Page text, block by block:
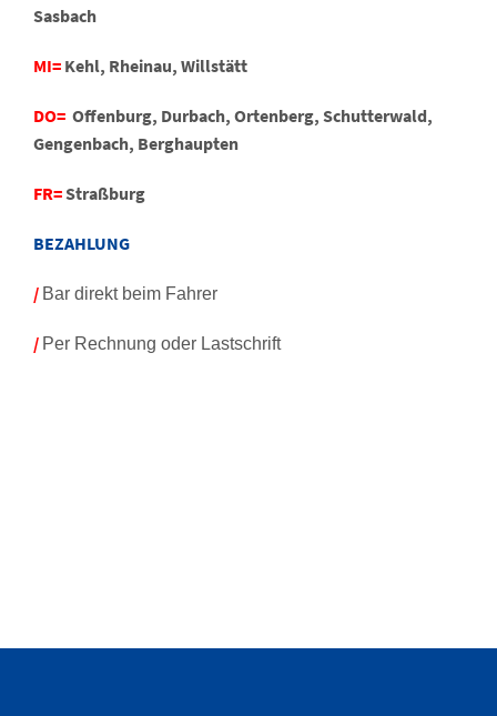
Sasbach
MI= Kehl, Rheinau, Willstätt
DO= Offenburg, Durbach, Ortenberg, Schutterwald,
Gengenbach, Berghaupten
FR=Straßburg
BEZAHLUNG
/ Bar direkt beim Fahrer
/ Per Rechnung oder Lastschrift